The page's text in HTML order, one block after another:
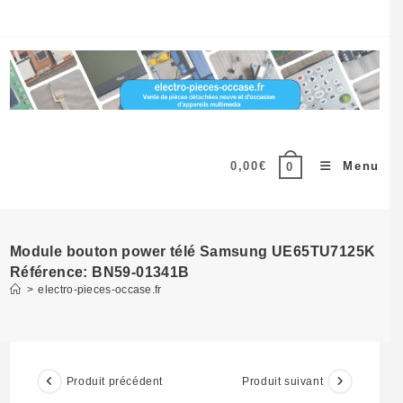
content
0,00€ 0 Menu
Module bouton power télé Samsung UE65TU7125K
Référence: BN59-01341B
> electro-pieces-occase.fr
Produit précédent Produit suivant